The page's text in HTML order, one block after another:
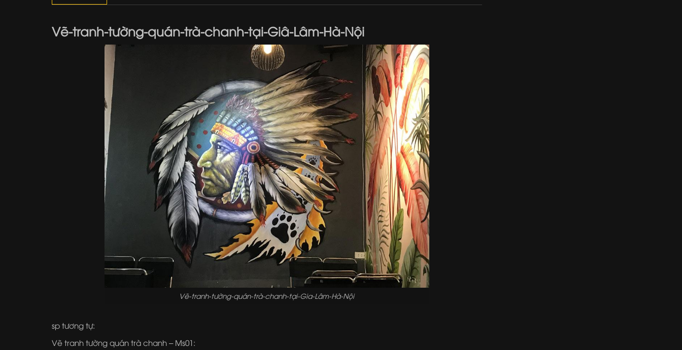
Vẽ-tranh-tường-quán-trà-chanh-tại-Giâ-Lâm-Hà-Nội
Vẽ-tranh-tường-quán-trà-chanh-tại-Gia-Lâm-Hà-Nội
sp tương tự:
Vẽ tranh tường quán trà chanh – Ms01: